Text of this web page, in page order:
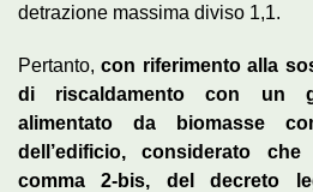
detrazione massima diviso 1,1.
Pertanto,con riferimento alla
di riscaldamento con un
alimentato da biomasse
dell’edificio, considerato
comma 2-bis, del decreto